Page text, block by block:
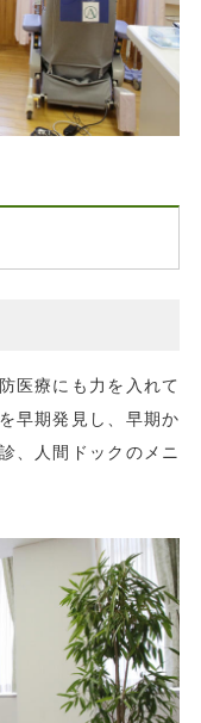
医療にも力を入れて
早期発見し、早期か
、人間ドックのメニ